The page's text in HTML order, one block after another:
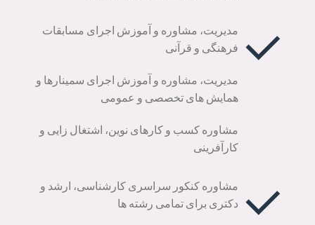
مدیریت، مشاوره و آموزش اجرای مسابقات
فرهنگی و قرآنی
مدیریت، مشاوره و آموزش اجرای سمینارها و
همایش های تخصصی و عمومی
مشاوره کسب و کارهای نوین، اشتغال زایی و
کارآفرینی
مشاوره کنکور سراسری کارشناسی، ارشد و
دکتری برای تمامی رشته ها